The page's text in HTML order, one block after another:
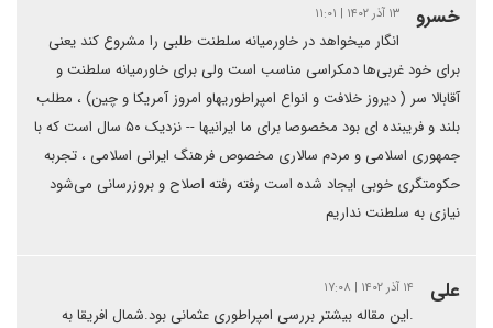
خسرو ۱۳ آذر ۱۴۰۲ | ۱۱:۰۱
انگار میخواهد در خاورمیانه سلطنت طلبی را مشروع کند یعنی
برای خود غربی‌ها دمکراسی مناسب است ولی برای خاورمیانه سلطنت و
آقابالا سر ( دیروز خلافت و انواع امپراطوریهاو امروز آمریکا و چین) ، مطلب
بلند و فریبنده ای بود مخصوصا برای ما ایرانیها -- نزدیک ۵۰ سال است که با
جمهوری اسلامی و مردم سالاری مخصوص فرهنگ ایرانی اسلامی ، تجربه
حکومتگری خوبی ایجاد شده است رفته رفته اصلاح و بروزرسانی می‌شود
نیازی به سلطنت نداریم
علی ۱۴ آذر ۱۴۰۲ | ۱۷:۰۸
.این مقاله بیشتر بررسی امپراطوری عثمانی بود.شمال افریقا به